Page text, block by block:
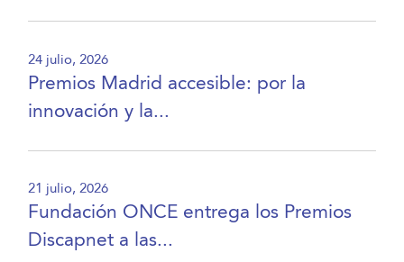
24 julio, 2026
Premios Madrid accesible: por la
innovación y la...
21 julio, 2026
Fundación ONCE entrega los Premios
Discapnet a las...